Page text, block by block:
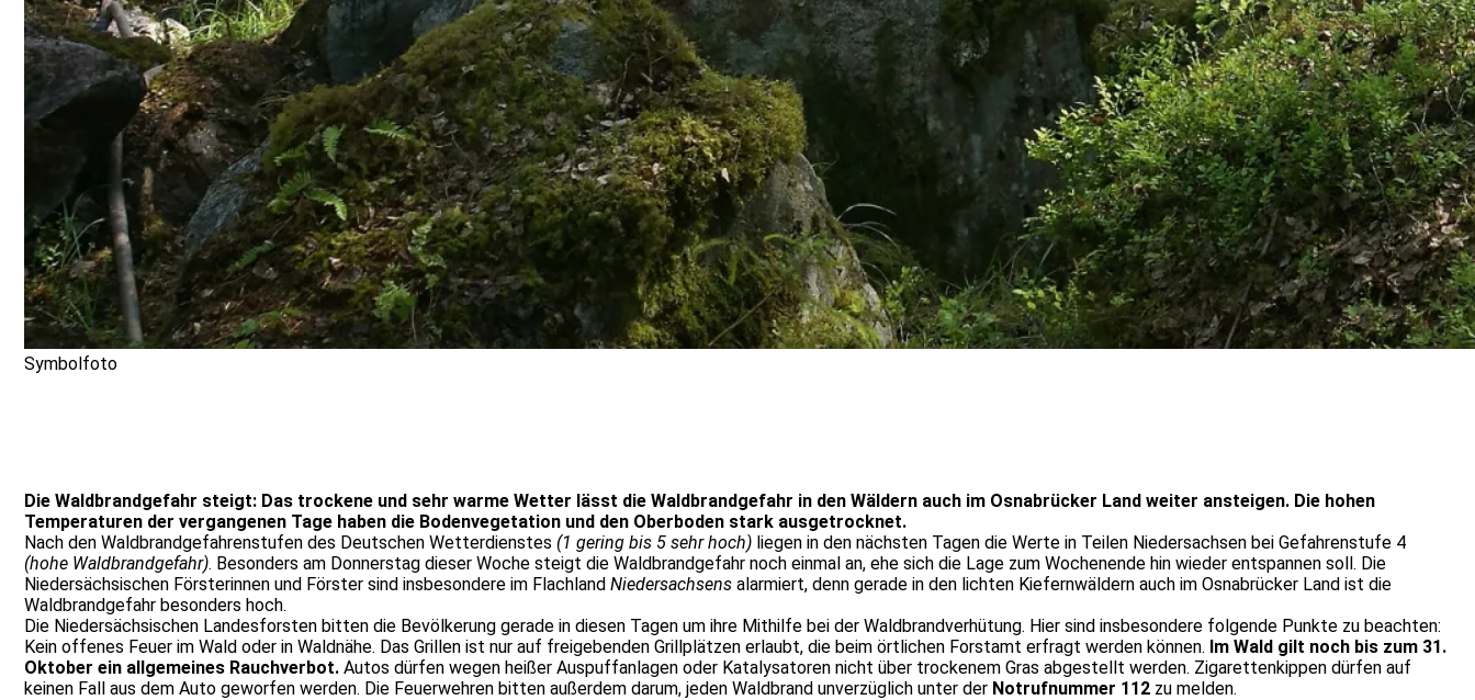
Symbolfoto
Die Waldbrandgefahr steigt: Das trockene und sehr warme Wetter lässt die Waldbrandgefahr in den Wäldern auch im Osnabrücker Land weiter ansteigen. Die hohen
Temperaturen der vergangenen Tage haben die Bodenvegetation und den Oberboden stark ausgetrocknet.
Nach den Waldbrandgefahrenstufen des Deutschen Wetterdienstes (1 gering bis 5 sehr hoch) liegen in den nächsten Tagen die Werte in Teilen Niedersachsen bei Gefahrenstufe 4
(hohe Waldbrandgefahr). Besonders am Donnerstag dieser Woche steigt die Waldbrandgefahr noch einmal an, ehe sich die Lage zum Wochenende hin wieder entspannen soll. Die
Niedersächsischen Försterinnen und Förster sind insbesondere im Flachland Niedersachsens alarmiert, denn gerade in den lichten Kiefernwäldern auch im Osnabrücker Land ist die
Waldbrandgefahr besonders hoch.
Die Niedersächsischen Landesforsten bitten die Bevölkerung gerade in diesen Tagen um ihre Mithilfe bei der Waldbrandverhütung. Hier sind insbesondere folgende Punkte zu beachten:
Kein offenes Feuer im Wald oder in Waldnähe. Das Grillen ist nur auf freigebenden Grillplätzen erlaubt, die beim örtlichen Forstamt erfragt werden können. Im Wald gilt noch bis zum 31.
Oktober ein allgemeines Rauchverbot. Autos dürfen wegen heißer Auspuffanlagen oder Katalysatoren nicht über trockenem Gras abgestellt werden. Zigarettenkippen dürfen auf
keinen Fall aus dem Auto geworfen werden. Die Feuerwehren bitten außerdem darum, jeden Waldbrand unverzüglich unter der Notrufnummer 112 zu melden.